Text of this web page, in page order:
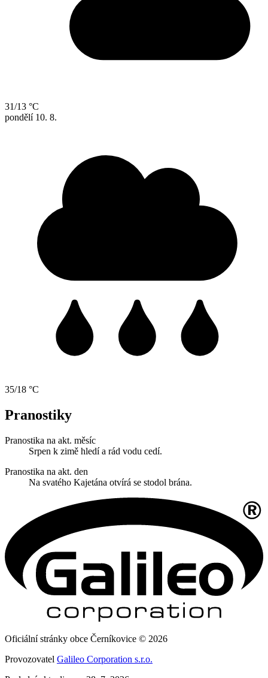
31/13 °C
pondělí 10. 8.
35/18 °C
Pranostiky
Pranostika na akt. měsíc
Srpen k zimě hledí a rád vodu cedí.
Pranostika na akt. den
Na svatého Kajetána otvírá se stodol brána.
Oficiální stránky obce Černíkovice © 2026
Provozovatel Galileo Corporation s.r.o.